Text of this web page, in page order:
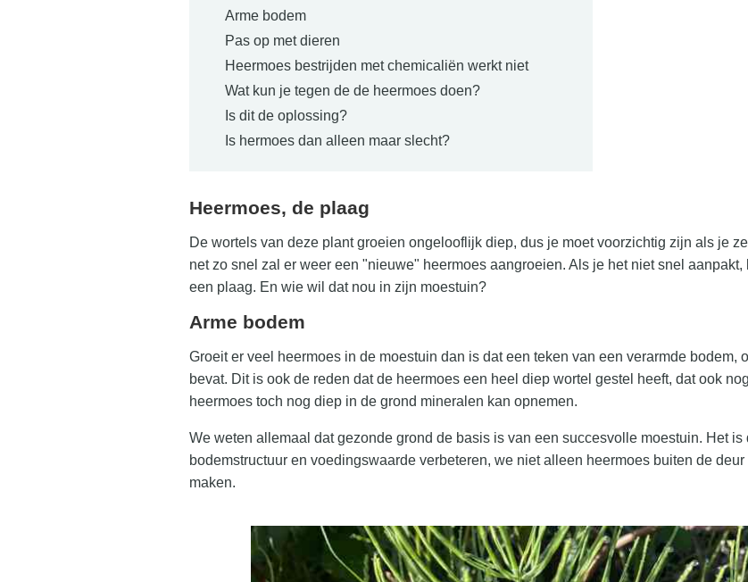
Arme bodem
Pas op met dieren
Heermoes bestrijden met chemicaliën werkt niet
Wat kun je tegen de de heermoes doen?
Is dit de oplossing?
Is hermoes dan alleen maar slecht?
Heermoes, de plaag
De wortels van deze plant groeien ongelooflijk diep, dus je moet voorzichtig zijn als je
net zo snel zal er weer een "nieuwe" heermoes aangroeien. Als je het niet snel
een plaag. En wie wil dat nou in zijn moestuin?
Arme bodem
Groeit er veel heermoes in de moestuin dan is dat een teken van een verarmde bodem,
bevat. Dit is ook de reden dat de heermoes een heel diep wortel gestel heeft, dat ook
heermoes toch nog diep in de grond mineralen kan opnemen.
We weten allemaal dat gezonde grond de basis is van een succesvolle moestuin. Het
bodemstructuur en voedingswaarde verbeteren, we niet alleen heermoes buiten de
maken.